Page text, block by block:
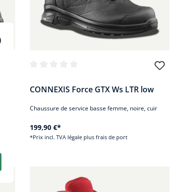
CONNEXIS Force GTX Ws LTR low
Chaussure de service basse femme, noire, cuir
199,90 €*
*Prix incl. TVA légale plus frais de port